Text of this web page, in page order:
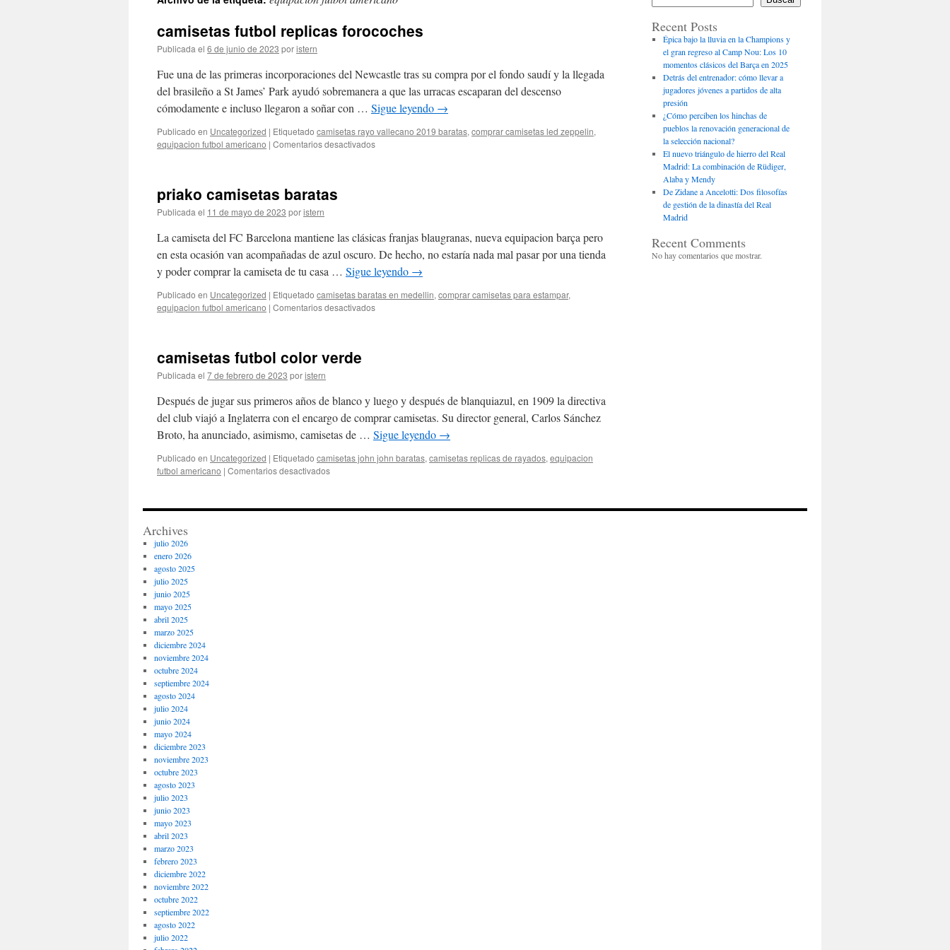
contenido
camisetas futbol replicas forocoches
Publicada el 6 de junio de 2023 poristern
Fue una de las primeras incorporaciones del Newcastle tras su compra por el fondo saudí y la llegada
del brasileño a St James’ Park ayudó sobremanera a que las urracas escaparan del descenso
cómodamente e incluso llegaron a soñar con … Sigue leyendo →
Publicado en Uncategorized | Etiquetado camisetas rayo vallecano 2019 baratas, comprar camisetas led zeppelin,
equipacion futbol americano | Comentarios desactivadosen
priako camisetas baratas
Publicada el 11 de mayo de 2023 poristern
La camiseta del FC Barcelona mantiene las clásicas franjas blaugranas, nueva equipacion barça pero
en esta ocasión van acompañadas de azul oscuro. De hecho, no estaría nada mal pasar por una tienda
y poder comprar la camiseta de tu casa … Sigue leyendo →
Publicado en Uncategorized | Etiquetado camisetas baratas en medellin, comprar camisetas para estampar,
equipacion futbol americano | Comentarios desactivadosen
camisetas futbol color verde
Publicada el 7 de febrero de 2023 poristern
Después de jugar sus primeros años de blanco y luego y después de blanquiazul, en 1909 la directiva
del club viajó a Inglaterra con el encargo de comprar camisetas. Su director general, Carlos Sánchez
Broto, ha anunciado, asimismo, camisetas de … Sigue leyendo →
Publicado en Uncategorized | Etiquetado camisetas john john baratas, camisetas replicas de rayados, equipacion
futbol americano | Comentarios desactivadosen
color
Recent Posts
Épica bajo la lluvia en la Champions y
el gran regreso al Camp Nou: Los 10
momentos clásicos del Barça en 2025
Detrás del entrenador: cómo llevar a
jugadores jóvenes a partidos de alta
presión
¿Cómo perciben los hinchas de
pueblos la renovación generacional de
la selección nacional?
El nuevo triángulo de hierro del Real
Madrid: La combinación de Rüdiger,
Alaba y Mendy
De Zidane a Ancelotti: Dos filosofías
de gestión de la dinastía del Real
Madrid
Recent Comments
No hay comentarios que mostrar.
Archives
julio 2026
enero 2026
agosto 2025
julio 2025
junio 2025
mayo 2025
abril 2025
marzo 2025
diciembre 2024
noviembre 2024
octubre 2024
septiembre 2024
agosto 2024
julio 2024
junio 2024
mayo 2024
diciembre 2023
noviembre 2023
octubre 2023
agosto 2023
julio 2023
junio 2023
mayo 2023
abril 2023
marzo 2023
febrero 2023
diciembre 2022
noviembre 2022
octubre 2022
septiembre 2022
agosto 2022
julio 2022